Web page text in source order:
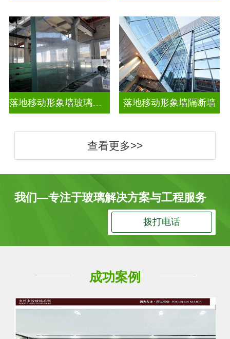
落地移动形象墙玻璃屏风隔断 落地移动形象墙隔断墙
查看更多>>
我们—专注于玻璃解决方案与工程服务
拨打电话
成功案例